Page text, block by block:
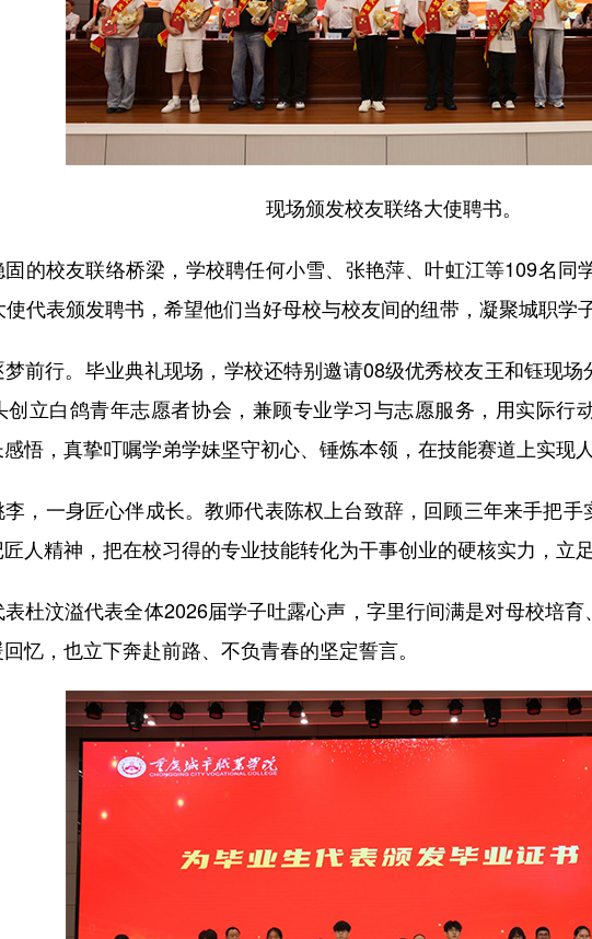
现场颁发校友联络大使聘书。
的校友联络桥梁，学校聘任何小雪、张艳萍、叶虹江等109名同
代表颁发聘书，希望他们当好母校与校友间的纽带，凝聚城职学
前行。毕业典礼现场，学校还特别邀请08级优秀校友王和钰现
创立白鸽青年志愿者协会，兼顾专业学习与志愿服务，用实际行
悟，真挚叮嘱学弟学妹坚守初心、锤炼本领，在技能赛道上实现人
，一身匠心伴成长。教师代表陈权上台致辞，回顾三年来手把
人精神，把在校习得的专业技能转化为干事创业的硬核实力，立
杜汶溢代表全体2026届学子吐露心声，字里行间满是对母校培
忆，也立下奔赴前路、不负青春的坚定誓言。